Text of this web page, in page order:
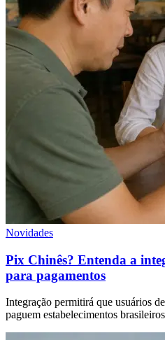
Novidades
Pix Chinês? Entenda a
para pagamentos
Integração permitirá que usuários
paguem estabelecimentos